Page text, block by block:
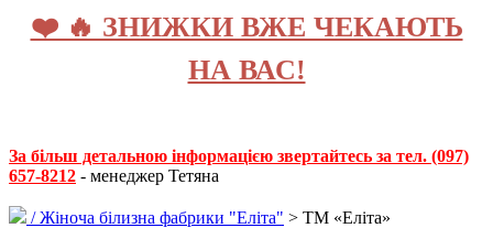
❤️ 🔥 ЗНИЖКИ ВЖЕ ЧЕКАЮТЬ
НА ВАС!
За більш детальною інформацією звертайтесь за тел. (097)
657-8212 - менеджер Тетяна
/Жіноча білизна фабрики "Еліта" > ТМ «Еліта»